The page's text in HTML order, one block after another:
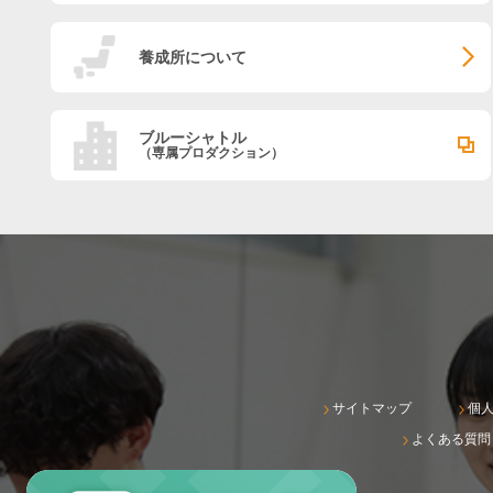
養成所について
ブルーシャトル
（専属プロダクション）
サイトマップ
個
よくある質問